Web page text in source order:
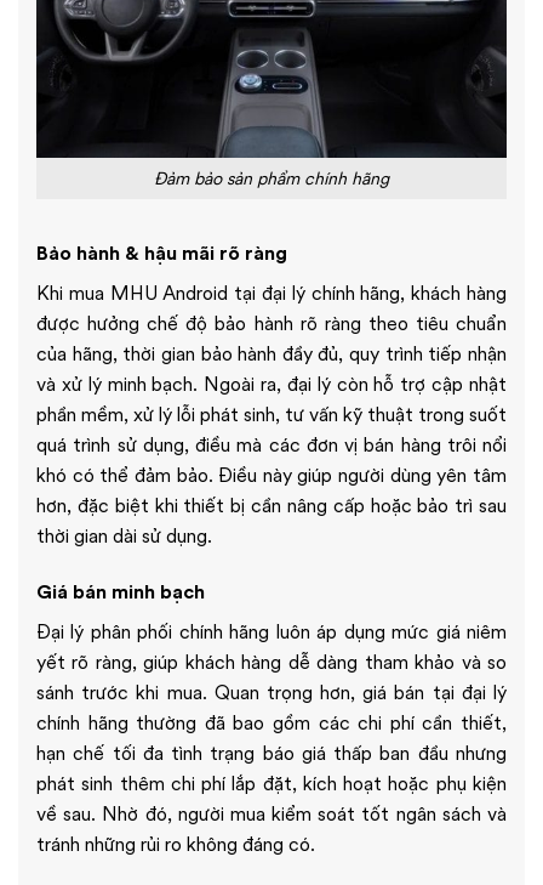
Đảm bảo sản phẩm chính hãng
Bảo hành & hậu mãi rõ ràng
Khi mua MHU Android tại đại lý chính hãng, khách hàng
được hưởng chế độ bảo hành rõ ràng theo tiêu chuẩn
của hãng, thời gian bảo hành đầy đủ, quy trình tiếp nhận
và xử lý minh bạch. Ngoài ra, đại lý còn hỗ trợ cập nhật
phần mềm, xử lý lỗi phát sinh, tư vấn kỹ thuật trong suốt
quá trình sử dụng, điều mà các đơn vị bán hàng trôi nổi
khó có thể đảm bảo. Điều này giúp người dùng yên tâm
hơn, đặc biệt khi thiết bị cần nâng cấp hoặc bảo trì sau
thời gian dài sử dụng.
Giá bán minh bạch
Đại lý phân phối chính hãng luôn áp dụng mức giá niêm
yết rõ ràng, giúp khách hàng dễ dàng tham khảo và so
sánh trước khi mua. Quan trọng hơn, giá bán tại đại lý
chính hãng thường đã bao gồm các chi phí cần thiết,
hạn chế tối đa tình trạng báo giá thấp ban đầu nhưng
phát sinh thêm chi phí lắp đặt, kích hoạt hoặc phụ kiện
về sau. Nhờ đó, người mua kiểm soát tốt ngân sách và
tránh những rủi ro không đáng có.